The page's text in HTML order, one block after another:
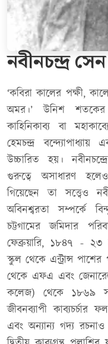
নবীনচন্দ্র সেন
‘কবিরা কালের পক্ষী,
অমর।’ উনিশ শতকের
কাহিনিকাব্য বা
হেমচন্দ্র
উচ্চারিত হয়।
গুরুত্বে অসাধারণ হলেও
গিয়েছেন তা সত্ত্বেও
অবিনশ্বরতা সম্পর্কে
চট্টগামের জমিদার
ফেব্রুয়ারি, ১৮৪৭ - ২৩
স্কুল থেকে এন্ট্রান্স
থেকে এফএ এবং জেনারেল
কলেজ) থেকে ১৮৬৯
জীবনব্যাপী কাব্যচর্চার
এবং অন্যান্য গদ্য রচনাও